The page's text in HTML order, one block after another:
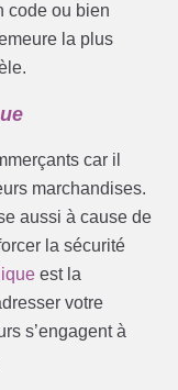
code ou bien
la plus
car il
marchandises.
aussi à cause de
la sécurité
est la
votre
s’engagent à